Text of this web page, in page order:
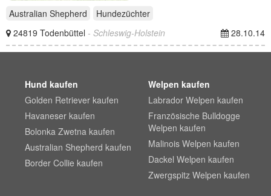
Australian Shepherd
Hundezüchter
24819 Todenbüttel - Schleswig-Holstein 28.10.14
Hund kaufen
Golden Retriever kaufen
Havaneser kaufen
Bolonka Zwetna kaufen
Australian Shepherd kaufen
Border Collie kaufen
Welpen kaufen
Labrador Welpen kaufen
Französische Bulldogge
Welpen kaufen
Malinois Welpen kaufen
Dackel Welpen kaufen
Zwergspitz Welpen kaufen